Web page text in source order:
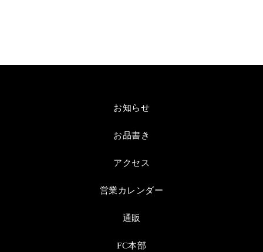
お知らせ
お品書き
アクセス
営業カレンダー
通販
FC本部